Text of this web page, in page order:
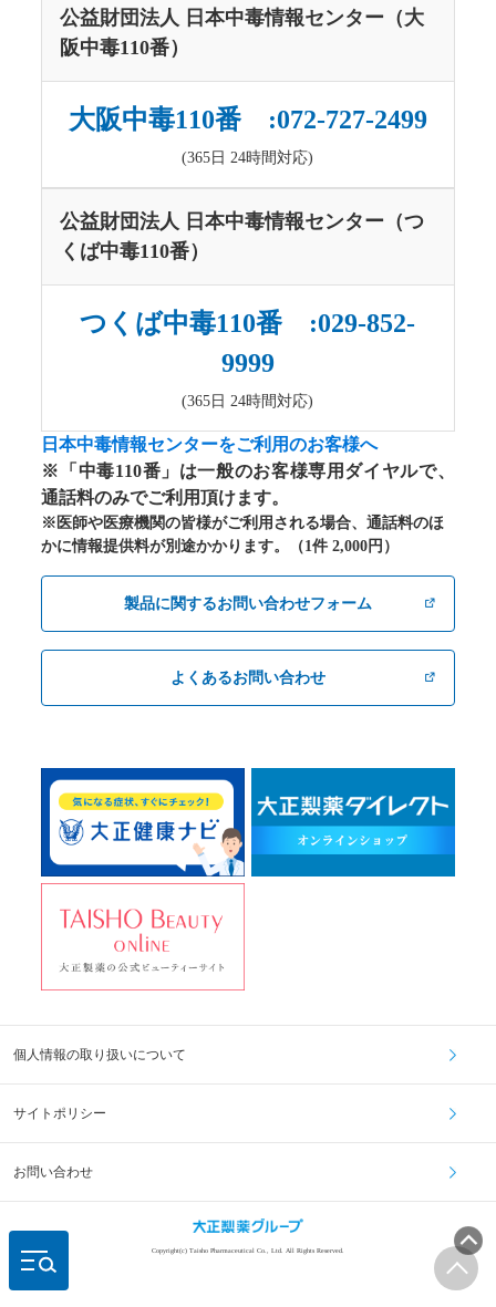
公益財団法人 日本中毒情報センター（大
阪中毒110番）
大阪中毒110番 :072-727-2499
(365日 24時間対応)
公益財団法人 日本中毒情報センター（つ
くば中毒110番）
つくば中毒110番 :029-852-
9999
(365日 24時間対応)
日本中毒情報センターをご利用のお客様へ
※「中毒110番」は一般のお客様専用ダイヤルで、
通話料のみでご利用頂けます。
※医師や医療機関の皆様がご利用される場合、通話料のほ
かに情報提供料が別途かかります。（1件 2,000円）
製品に関するお問い合わせフォーム
よくあるお問い合わせ
個人情報の取り扱いについて
サイトポリシー
お問い合わせ
Copyright(c) Taisho Pharmaceutical Co., Ltd. All Rights Reserved.